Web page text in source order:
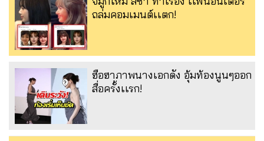
ถล่มคอมเมนต์เเตก!
ฮือฮาภาพนางเอกดัง อุ้มท้องนูนๆออก
สื่อครั้งเเรก!